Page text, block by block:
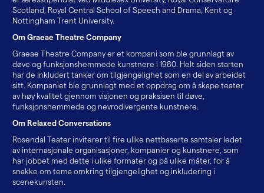
Scotland, Royal Central School of Speech and Drama, Kent og
Nottingham Trent University.
Om Graeae Theatre Company
Graeae Theatre Company er et kompani som ble grunnlagt av
døve og funksjonshemmede kunstnere i 1980. Helt siden starten
har de inkludert tanker om tilgjengelighet som en del av arbeidet
sitt. Kompaniet ble grunnlagt med et oppdrag om å skape teater
av høy kvalitet gjennom visjonen og praksisen til døve,
funksjonshemmede og nevrodivergente kunstnere.
Om Relaxed Conversations
Rosendal Teater inviterer til fire ulike nettbaserte samtaler ledet
av internasjonale organisasjoner, kompanier og kunstnere, som
har jobbet med dette i ulike formater og på ulike måter, for å
snakke om tema omkring tilgjengelighet og inkludering i
scenekunsten.